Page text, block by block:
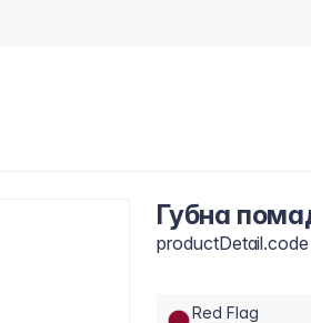
Губна
productDetail.code
Red Flag